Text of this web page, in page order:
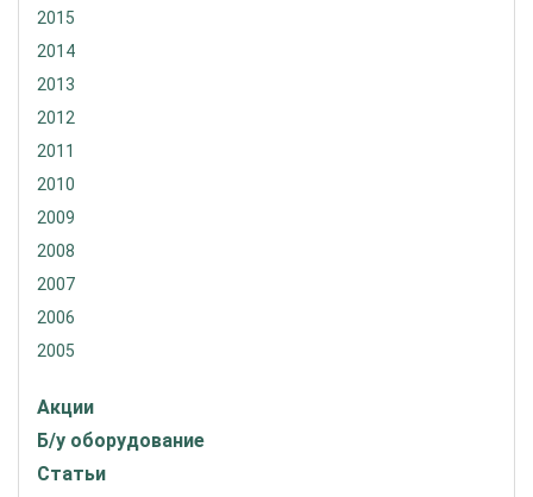
2015
2014
2013
2012
2011
2010
2009
2008
2007
2006
2005
Акции
Б/у оборудование
Статьи